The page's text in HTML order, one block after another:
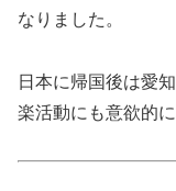
なりました。
日本に帰国後は愛
楽活動にも意欲的